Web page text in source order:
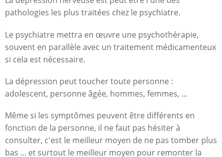
pathologies les plus traitées chez le psychiatre.
Le psychiatre mettra en œuvre une psychothérapie,
souvent en parallèle avec un traitement médicamenteux
si cela est nécessaire.
La dépression peut toucher toute personne :
adolescent, personne âgée, hommes, femmes, ...
Même si les symptômes peuvent être différents en
fonction de la personne, il ne faut pas hésiter à
consulter, c'est le meilleur moyen de ne pas tomber plus
bas ... et surtout le meilleur moyen pour remonter la